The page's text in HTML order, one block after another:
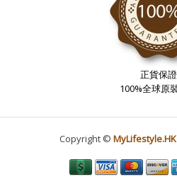
正貨保證
100%全球原
Copyright © MyLifestyle.HK